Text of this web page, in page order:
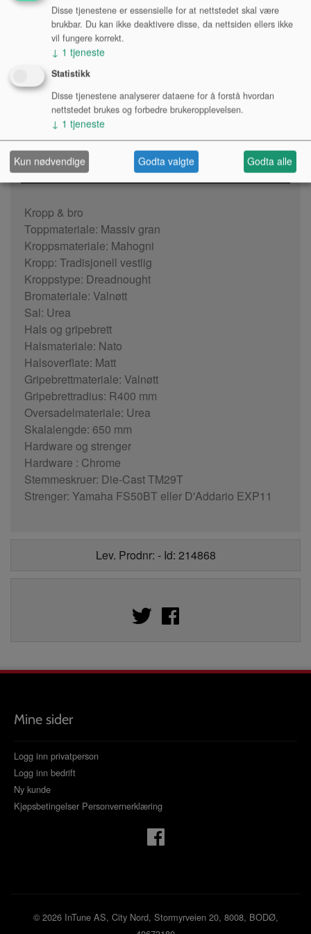
KJØP
Se lagerstatus i varehus
PRODUKTINFO
Kropp & bro
Toppmateriale: Massiv gran
Kroppsmateriale: Mahogni
Kropp: Tradisjonell vestlig
Kroppstype: Dreadnought
Bromateriale: Valnøtt
Sal: Urea
Hals og gripebrett
Halsmateriale: Nato
Halsoverflate: Matt
Gripebrettmateriale: Valnøtt
Gripebrettradius: R400 mm
Oversadelmateriale: Urea
Skalalengde: 650 mm
Hardware og strenger
Hardware : Chrome
Stemmeskruer: Die-Cast TM29T
Strenger: Yamaha FS50BT eller D'Addario EXP11
Lev. Prodnr: - Id: 214868
Mine sider
Logg inn privatperson
Logg inn bedrift
Ny kunde
Kjøpsbetingelser Personvernerklæring
© 2026 InTune AS, City Nord, Stormyrveien 20, 8008, BODØ,
Disse tjenestene er essensielle for at nettstedet skal være
brukbar. Du kan ikke deaktivere disse, da nettsiden ellers ikke
vil fungere korrekt.
↓ 1 tjeneste
Statistikk
Disse tjenestene analyserer dataene for å forstå hvordan
nettstedet brukes og forbedre brukeropplevelsen.
↓ 1 tjeneste
Kun nødvendige Godta valgte Godta alle